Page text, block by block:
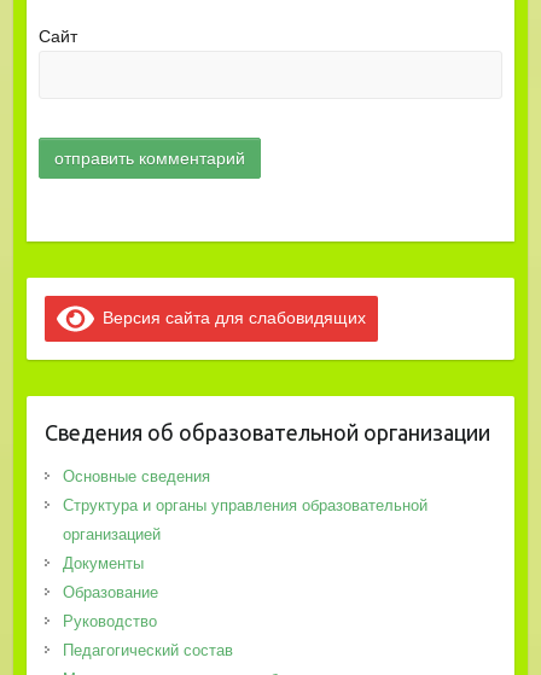
Сайт
Версия сайта для слабовидящих
Сведения об образовательной организации
Основные сведения
Структура и органы управления образовательной
организацией
Документы
Образование
Руководство
Педагогический состав